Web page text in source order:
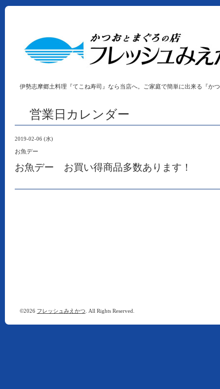
伊勢志摩郷土料理『てこね寿司』なら当店へ。ご家庭で簡単に出来る『か
営業日カレンダー
2019-02-06 (水)
お魚デー
お魚デー お買い得商品多数あります！
©2026 フレッシュみえかつ . All Rights Reserved.